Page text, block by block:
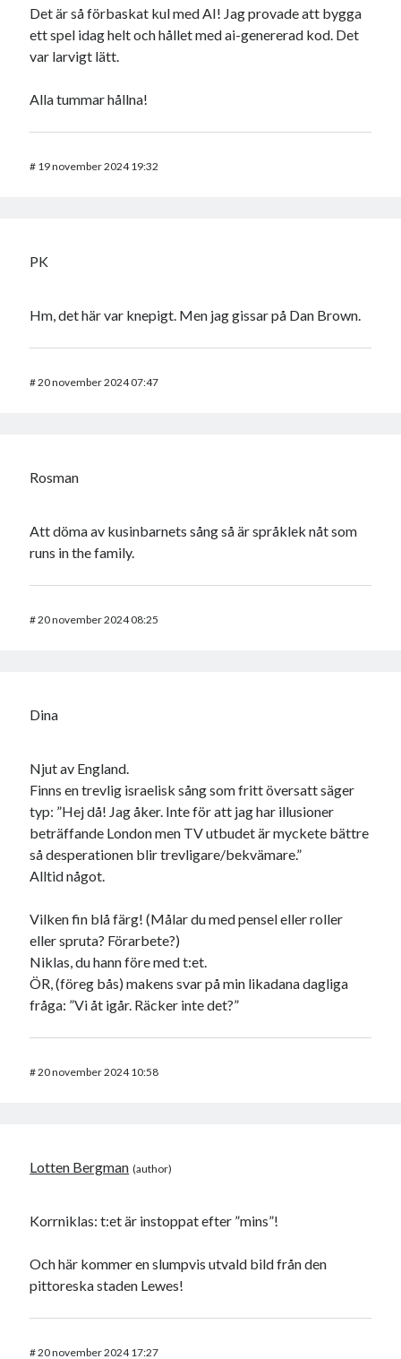
Det är så förbaskat kul med AI! Jag provade att bygga
ett spel idag helt och hållet med ai-genererad kod. Det
var larvigt lätt.
Alla tummar hållna!
# 19 november 2024 19:32
PK
Hm, det här var knepigt. Men jag gissar på Dan Brown.
#20 november 2024 07:47
Rosman
Att döma av kusinbarnets sång så är språklek nåt som
runs in the family.
#20 november 2024 08:25
Dina
Njut av England.
Finns en trevlig israelisk sång som fritt översatt säger
typ: ”Hej då! Jag åker. Inte för att jag har illusioner
beträffande London men TV utbudet är myckete bättre
så desperationen blir trevligare/bekvämare.”
Alltid något.
Vilken fin blå färg! (Målar du med pensel eller roller
eller spruta? Förarbete?)
Niklas, du hann före med t:et.
ÖR, (föreg bås) makens svar på min likadana dagliga
fråga: ”Vi åt igår. Räcker inte det?”
#20 november 2024 10:58
Lotten Bergman
Korrniklas: t:et är instoppat efter ”mins”!
Och här kommer en slumpvis utvald bild från den
pittoreska staden Lewes!
#20 november 2024 17:27